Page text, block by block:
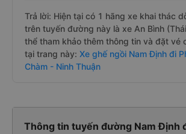
Trả lời: Hiện tại có 1 hãng xe khai thác
trên tuyến đường này là xe An Bình
thể tham khảo thêm thông tin và đặt vé
tại trang này: Xe ghế ngồi Nam Định đi
Chàm - Ninh Thuận
Thông tin tuyến đường Nam Định